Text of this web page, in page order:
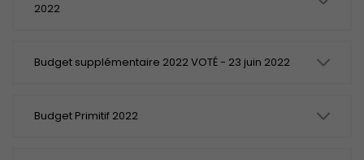
2022
Budget supplémentaire 2022 VOTÉ - 23 juin 2022
Budget Primitif 2022